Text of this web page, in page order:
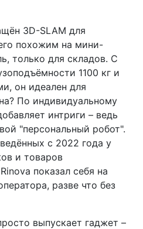
3D-SLAM для
похожим на мини-
только для складов. С
1100 кг и
он идеален для
По индивидуальному
интриги – ведь
"персональный робот".
с 2022 года у
и товаров
показал себя на
разве что без
выпускает гаджет –